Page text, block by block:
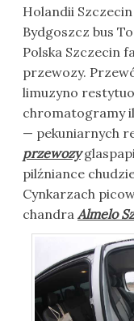
Holandii
Bydgoszcz bus
Polska Szczecin
przewozy.
limuzyno
chromatogramy
— pekuniarnych
przewozy
pilźniance
Cynkarzach
chandra Almelo